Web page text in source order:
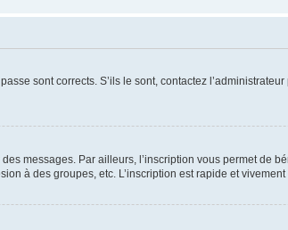
sont corrects. S’ils le sont, contactez
messages. Par ailleurs, l’inscription vous permet de
à des groupes, etc. L’inscription est rapide et vivement